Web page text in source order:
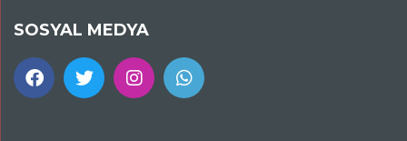
SOSYAL MEDYA